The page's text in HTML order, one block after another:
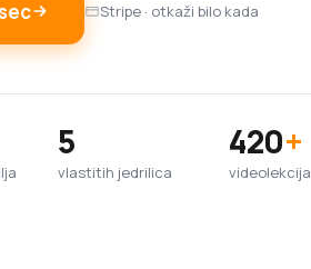
Stripe · otkaži bilo kada
5
vlastitih jedrilica
420+
videolekcija